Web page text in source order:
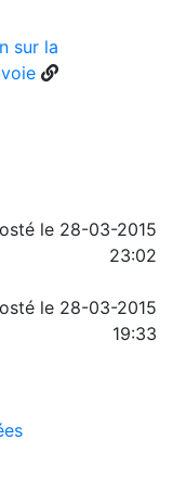
sur la
voie
le 28-03-2015
23:02
le 28-03-2015
19:33